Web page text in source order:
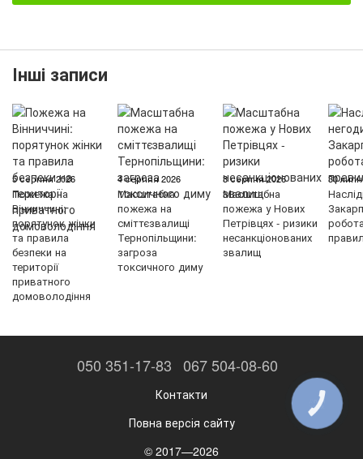
Інші записи
5 серпня 2026
Пожежа на
Вінниччині:
порятунок жінки
та правила
безпеки на
території
приватного
домоволодіння
4 серпня 2026
Масштабна
пожежа на
сміттєзвалищі
Тернопільщини:
загроза
токсичного диму
3 серпня 2026
Масштабна
пожежа у Нових
Петрівцях - ризики
несанкціонованих
звалищ
30
050 351-17-83 067 504-08-60
Контакти
Повна версія сайту
© 2017—2026
КНОПКА
ЗВ'ЯЗКУ